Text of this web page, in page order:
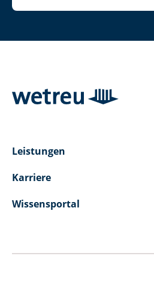
Leistungen
Karriere
Wissensportal